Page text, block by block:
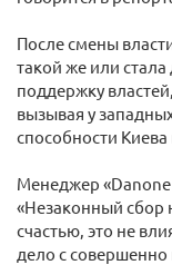
После смены
такой же или
поддержку
вызывая у
способности
Менеджер «Danone
«Незаконный сбор
счастью, это не
дело с